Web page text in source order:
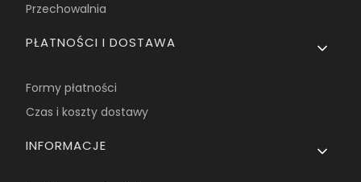
Przechowalnia
PŁATNOŚCI I DOSTAWA
Formy płatności
Czas i koszty dostawy
INFORMACJE